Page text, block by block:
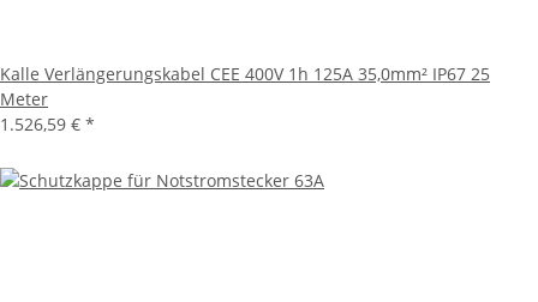
Kalle Verlängerungskabel CEE 400V 1h 125A 35,0mm² IP67 25
Meter
1.526,59 € *